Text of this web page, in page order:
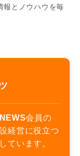
報とノウハウを毎
会員の
経営に役立つ
ています。